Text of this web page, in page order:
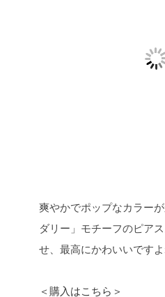
爽やかでポップなカラー
ダリー」モチーフのピアス
せ、最高にかわいいですよ
＜購入はこちら＞